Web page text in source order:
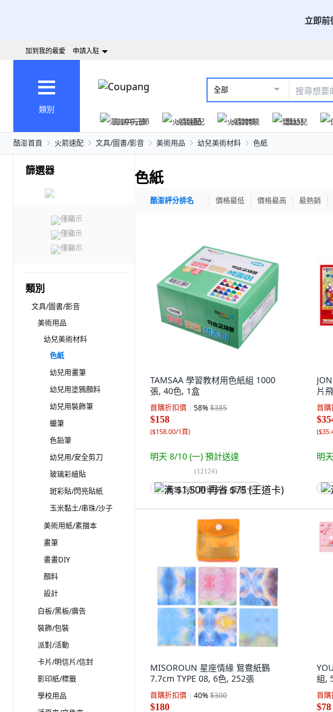
立即
加到我的最愛 申請入駐
類別
全部
澎派中元節
火箭速配 火箭跨境 嬰幼兒
酷澎首頁 火箭速配 文具/圖書/影音 美術用品 幼兒美術材料 色紙
篩選器
僅顯示
僅顯示
僅顯示
類別
文具/圖書/影音
美術用品
幼兒美術材料
色紙
幼兒用畫筆
幼兒用塗鴉顏料
幼兒用裝飾筆
蠟筆
色鉛筆
幼兒用/安全剪刀
玻璃彩繪貼
斑彩貼/閃亮貼紙
玉米黏土/串珠/沙子
美術用紙/素描本
畫筆
畫畫DIY
顏料
設計
白板/黑板/廣告
裝飾/包裝
派對/活動
卡片/明信片/信封
影印紙/標籤
學校用品
色紙
酷澎評分排名 價格最低 價格最高 最熱銷
TAMSAA 學習教材用色紙組 1000
張, 40色, 1盒
首購折扣價 58%$385
$158
($158.00/1頁)
明天 8/10 (一) 預計送達
(12124)
满 $1,500 再省 $75 (王道卡)
片
首購
(
明
MISOROUN 星座情緣 鴛鴦紙鶴
7.7cm TYPE 08, 6色, 252張
首購折扣價 40%$300
$180
組,
首購
$78